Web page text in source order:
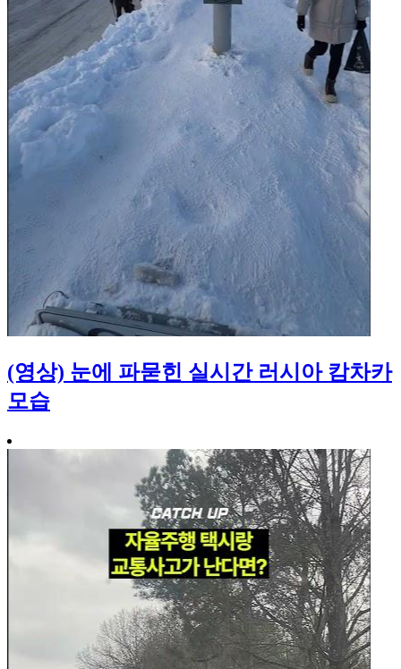
(영상) 눈에 파묻힌 실시간 러시아 캄차카
모습